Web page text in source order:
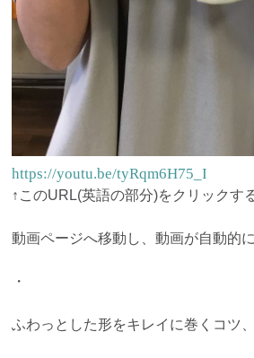
https://youtu.be/tyRqm6H75_I
↑このURL(英語の部分)をクリックす
動画ページへ移動し、動画が自動的
・
ふわっとした形をキレイに巻くコツ、